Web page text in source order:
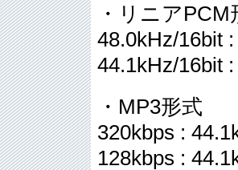
・リニアPCM
48.0kHz/16bit
44.1kHz/16bit
・MP3形式
320kbps :
128kbps :